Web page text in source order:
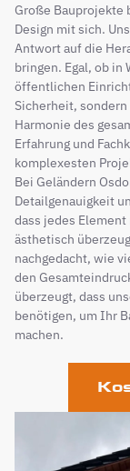
Große Bauprojekte
Design mit sich.
Antwort auf die
bringen. Egal, ob in
öffentlichen
Sicherheit,
Harmonie des
Erfahrung und
komplexesten
Bei Geländern
Detailgenauigkeit
dass jedes
ästhetisch
nachgedacht, wie
den
überzeugt, dass
benötigen, um Ihr
machen.